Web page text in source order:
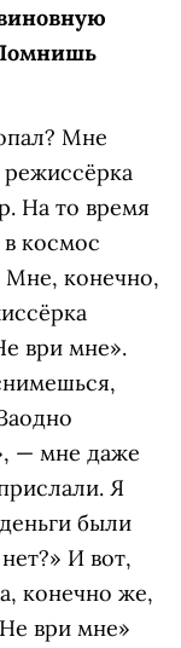
Мне
режиссёрка
На то время
космос
Мне, конечно,
ври мне».
— мне даже
Я
были
И вот,
конечно же,
ври мне»